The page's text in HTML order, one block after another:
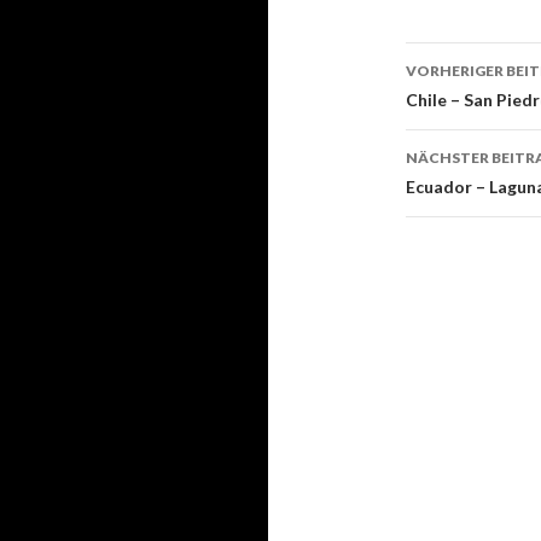
o
o
e
r
Beitrags-
VORHERIGER
Chile – San
NÄCHSTER
Ecuador –